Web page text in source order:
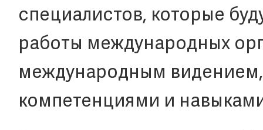
специалистов, которые
работы международных
международным
компетенциями и